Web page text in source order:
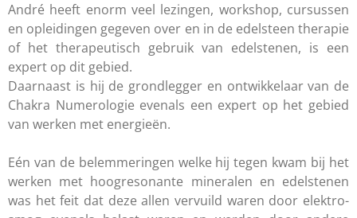
André heeft enorm veel lezingen, workshop, cursussen
en opleidingen gegeven over en in de edelsteen therapie
of het therapeutisch gebruik van edelstenen, is een
expert op dit gebied.
Daarnaast is hij de grondlegger en ontwikkelaar van de
Chakra Numerologie evenals een expert op het gebied
van werken met energieën.
Eén van de belemmeringen welke hij tegen kwam bij het
werken met hoogresonante mineralen en edelstenen
was het feit dat deze allen vervuild waren door elektro-